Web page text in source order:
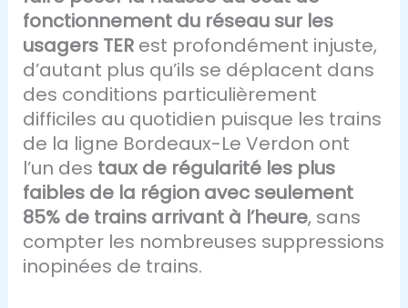
fonctionnement du réseau sur les
usagers TER est profondément injuste,
d’autant plus qu’ils se déplacent dans
des conditions particulièrement
difficiles au quotidien puisque les trains
de la ligne Bordeaux-Le Verdon ont
l’un des taux de régularité les plus
faibles de la région avec seulement
85% de trains arrivant à l’heure, sans
compter les nombreuses suppressions
inopinées de trains.